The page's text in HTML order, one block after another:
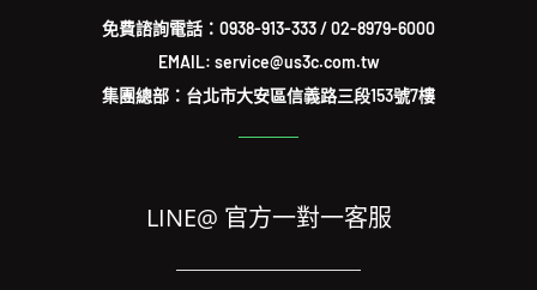
免費諮詢電話： 0938-913-333/02-8979-6000
EMAIL: service@us3c.com.tw
集團總部：台北市大安區信義路三段153號7樓
LINE@ 官方一對一客服